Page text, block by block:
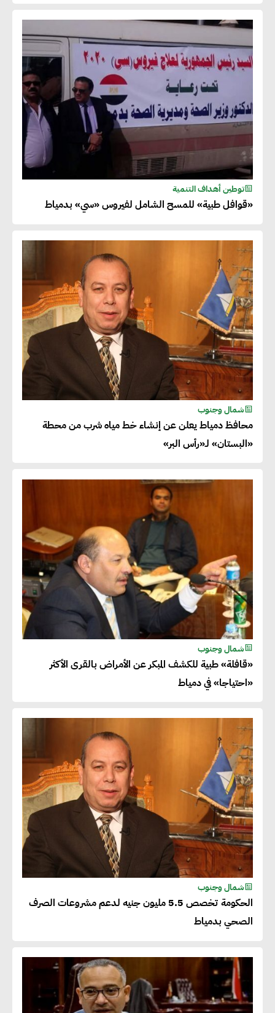
توطين أهداف التنمية
«قوافل طبية» للمسح الشامل لفيروس «سي» بدمياط
شمال وجنوب
محافظ دمياط يعلن عن إنشاء خط مياه شرب من محطة
«البستان» لـ«رأس البر»
شمال وجنوب
«قافلة» طبية للكشف المبكر عن الأمراض بالقرى الأكثر
«احتياجا» في دمياط
شمال وجنوب
الحكومة تخصص 5.5 مليون جنيه لدعم مشروعات الصرف
الصحي بدمياط